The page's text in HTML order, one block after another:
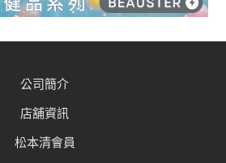
公司簡介
店舖資訊
松本清會員